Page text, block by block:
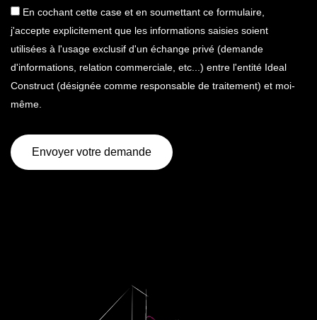
En cochant cette case et en soumettant ce formulaire,
j'accepte explicitement que les informations saisies soient
utilisées à l'usage exclusif d'un échange privé (demande
d'informations, relation commerciale, etc...) entre l'entité Ideal
Construct (désignée comme responsable de traitement) et moi-
même.
Envoyer votre demande